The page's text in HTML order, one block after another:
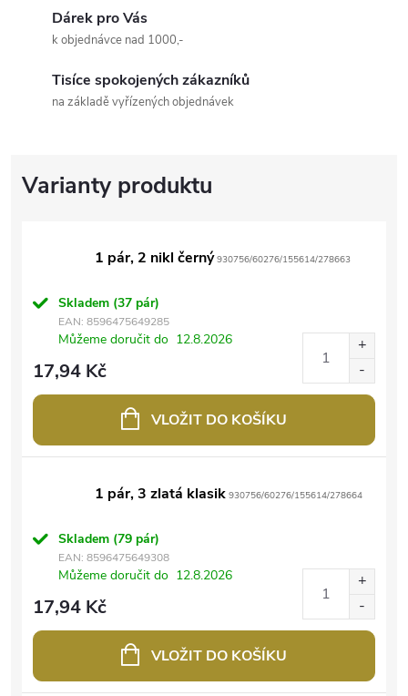
Dárek pro Vás
k objednávce nad 1000,-
Tisíce spokojených zákazníků
na základě vyřízených objednávek
1 pár, 2 nikl černý930756/60276/155614/278663
Skladem (37 pár)
EAN: 8596475649285
Můžeme doručit do 12.8.2026
17,94 Kč
VLOŽIT DO KOŠÍKU
1 pár, 3 zlatá klasik 930756/60276/155614/278664
Skladem (79 pár)
EAN: 8596475649308
Můžeme doručit do 12.8.2026
17,94 Kč
VLOŽIT DO KOŠÍKU